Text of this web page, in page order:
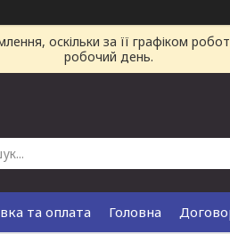
оскільки за її графіком
робочий день.
та оплата Головна